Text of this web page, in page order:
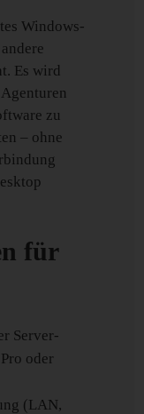
Windows-
Es wird
zu
– ohne
für
Server-
oder
(LAN,